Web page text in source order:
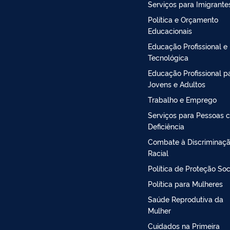
Serviços para
Política e Orçamento
Educacionais
Educação Profissional e
Tecnológica
Educação Profissional
Jovens e Adultos
Trabalho e Emprego
Serviços para Pessoas
Deficiência
Combate à
Racial
Política de Proteção
Política para Mulheres
Saúde Reprodutiva da
Mulher
Cuidados na Primeira